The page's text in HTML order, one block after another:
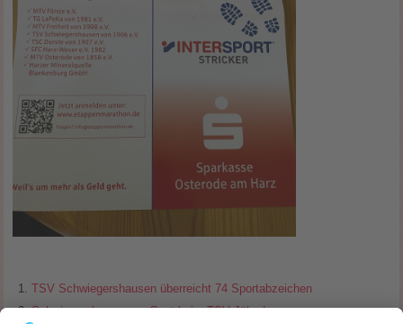
TSV Schwiegershausen überreicht 74 Sportabzeichen
Schwiegershausen zu Gast beim TSV Jühnde